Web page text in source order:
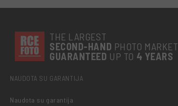
THE LARGEST
SECOND-HAND PHOTO MARKET
GUARANTEED UP TO 4 YEARS
NAUDOTA SU GARANTIJA
Naudota su garantija